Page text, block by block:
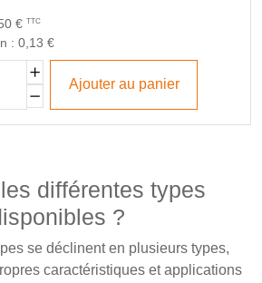
€ TTC
: 0,13 €
Ajouter au panier
différentes types
?
se déclinent en plusieurs types,
caractéristiques et applications